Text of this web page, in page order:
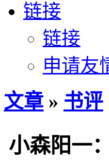
链接
链接
申请友
文章 » 书评
小森阳一